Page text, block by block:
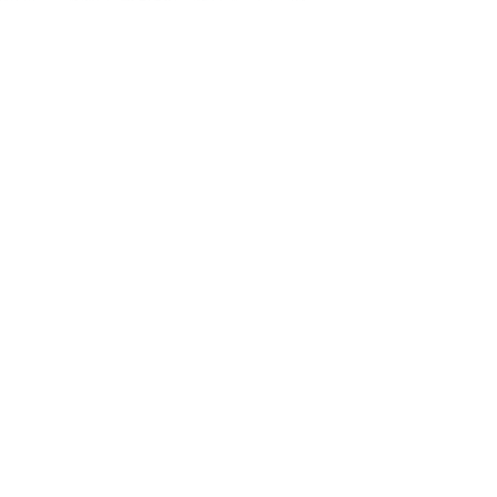
额购金提供坚实系统性底部支撑，中期投资
[12] 各目录总结 本周金价突破4100 形成三